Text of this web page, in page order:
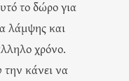
το δώρο για
λάμψης και
χρόνο.
την κάνει να